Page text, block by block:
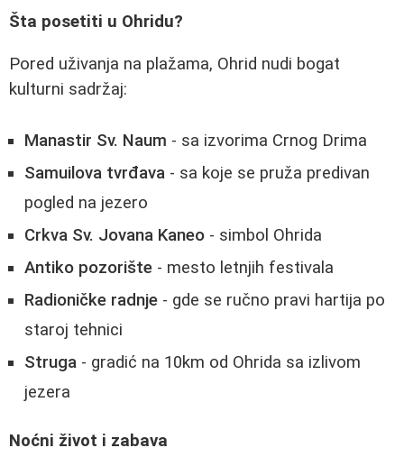
Šta posetiti u Ohridu?
Pored uživanja na plažama, Ohrid nudi bogat
kulturni sadržaj:
Manastir Sv. Naum - sa izvorima Crnog Drima
Samuilova tvrđava - sa koje se pruža predivan
pogled na jezero
Crkva Sv. Jovana Kaneo - simbol Ohrida
Antiko pozorište - mesto letnjih festivala
Radioničke radnje - gde se ručno pravi hartija po
staroj tehnici
Struga - gradić na 10km od Ohrida sa izlivom
jezera
Noćni život i zabava